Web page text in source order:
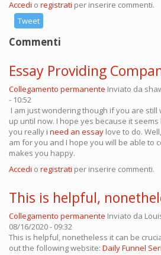
Accedi o registrati per inserire commenti.
Tweet
Commenti
Essay Providing
Collegamento permanente Inviato da
- 10:52
I am just wondering though if you are still
up until now. I hope yes because it
you reallyi need an essay love to do.
am for you and I hope you will be able to
makes you happy.
Accedi o registrati per inserire commenti.
This is helpful,
Collegamento permanente Inviato da
08/16/2020 - 09:32
This is helpful, nonetheless it can be
out the following website: Daily Funnel